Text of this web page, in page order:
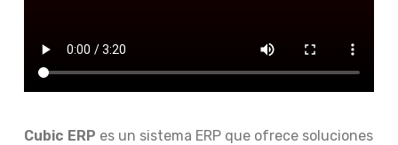
Cubic ERP es un sistema ERP que ofrece soluciones